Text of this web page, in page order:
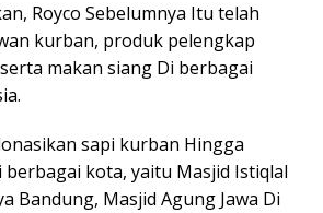
Royco Sebelumnya Itu telah
kurban, produk pelengkap
makan siang Di berbagai
sapi kurban Hingga
berbagai kota, yaitu Masjid Istiqlal
Bandung, Masjid Agung Jawa Di